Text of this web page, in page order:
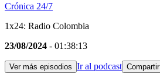
Crónica 24/7
1x24: Radio Colombia
23/08/2024 - 01:38:13
Ver más episodios Ir al podcast Compartir